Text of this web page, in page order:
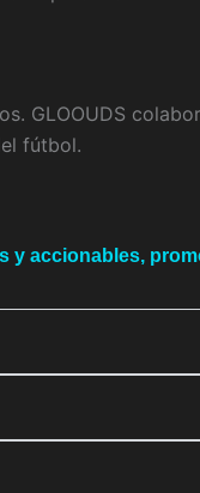
GLOOUDS
fútbol.
y accionables,